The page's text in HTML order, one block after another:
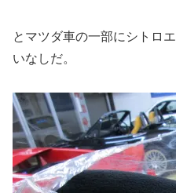
とマツダ車の一部にシトロ
いなしだ。